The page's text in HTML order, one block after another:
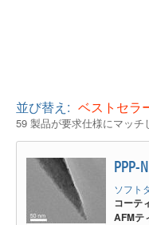
並び替え: ベストセラ
59 製品が要求仕様にマッチ
PPP-
ソフト
コーテ
AFMテ